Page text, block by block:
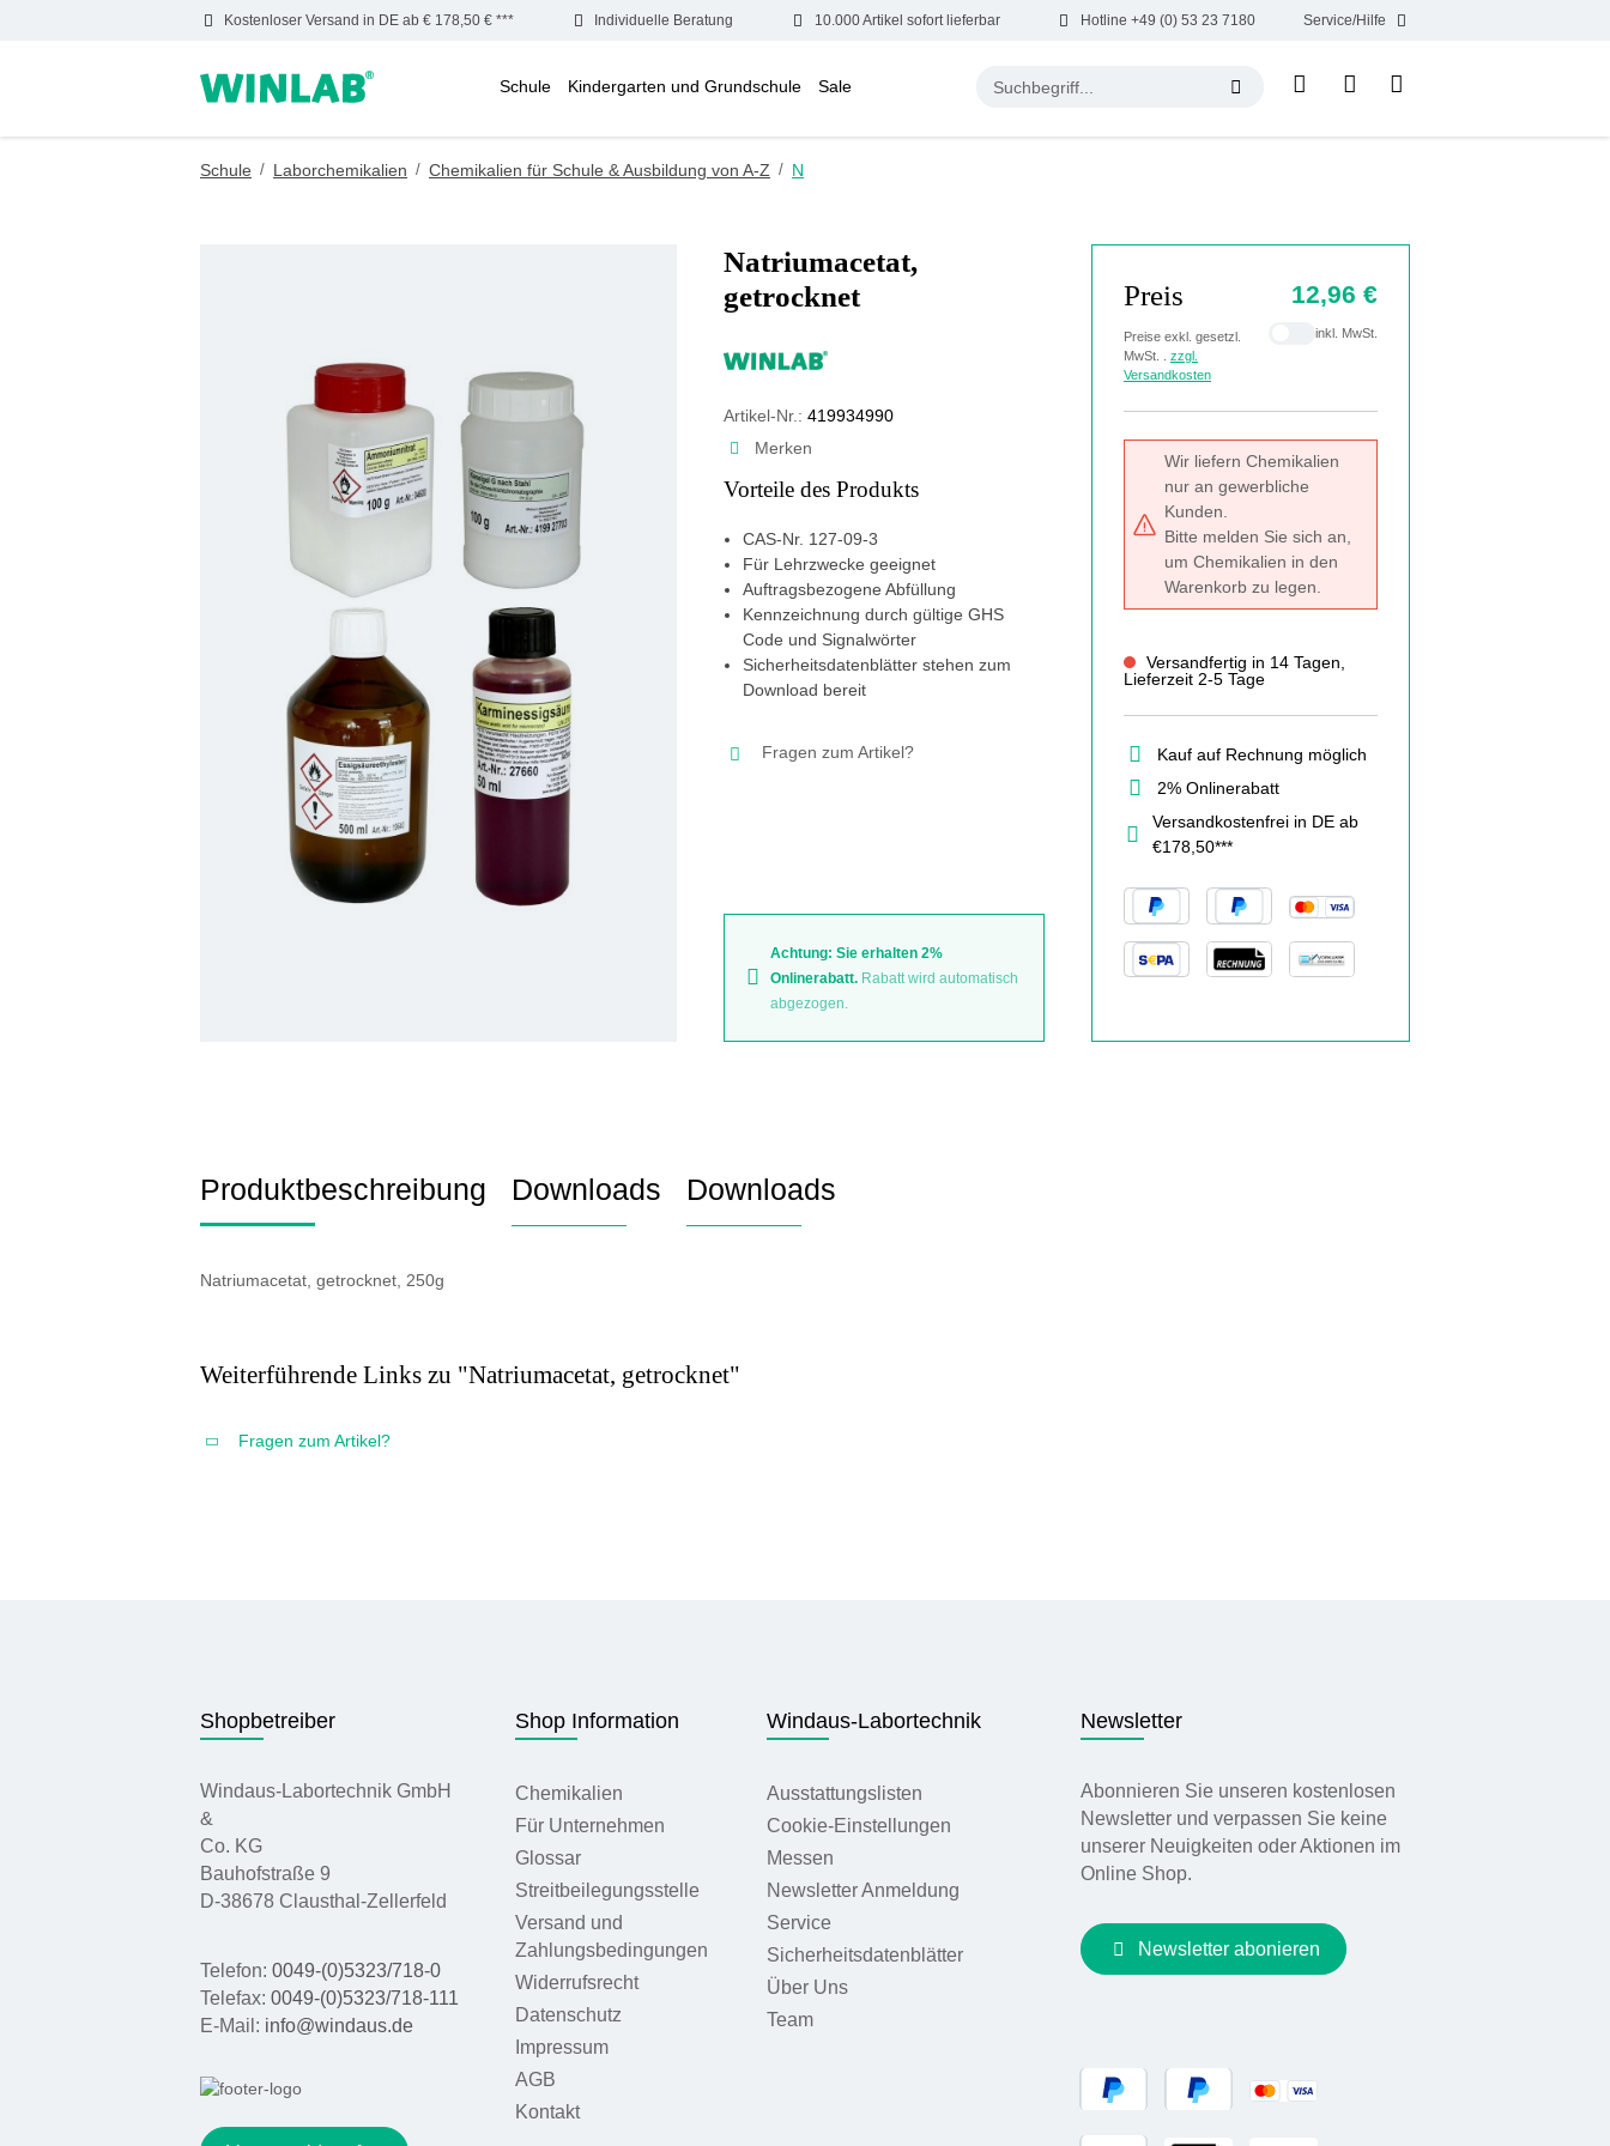
Zur Hauptnavigation springen
Kostenloser Versand in DE ab € 178,50 € *** Individuelle Beratung 10.000 Artikel sofort lieferbar Hotline +49 (0) 53 23 7180 Service/Hilfe
Schule Kindergarten und Grundschule Sale
Schule / Laborchemikalien / Chemikalien für Schule & Ausbildung von A-Z / N
Natriumacetat,
getrocknet
Artikel-Nr.: 419934990
Merken
Vorteile des Produkts
CAS-Nr. 127-09-3
Für Lehrzwecke geeignet
Auftragsbezogene Abfüllung
Kennzeichnung durch gültige GHS
Code und Signalwörter
Sicherheitsdatenblätter stehen zum
Download bereit
Fragen zum Artikel?
Achtung: Sie erhalten 2%
Onlinerabatt. Rabatt wird automatisch
abgezogen.
Preis
Preise exkl. gesetzl.
MwSt. .
zzgl.
Versandkosten
12,96 €
inkl. MwSt.
Wir liefern Chemikalien
nur an gewerbliche
Kunden.
Bitte melden Sie sich an,
um Chemikalien in den
Warenkorb zu legen.
Versandfertig in 14 Tagen,
Lieferzeit 2-5 Tage
Kauf auf Rechnung möglich
2% Onlinerabatt
Versandkostenfrei in DE ab
€178,50***
Produktbeschreibung Downloads Downloads
Natriumacetat, getrocknet, 250g
Weiterführende Links zu "Natriumacetat, getrocknet"
Fragen zum Artikel?
Shopbetreiber
Windaus-Labortechnik GmbH
&
Co. KG
Bauhofstraße 9
D-38678 Clausthal-Zellerfeld
Telefon: 0049-(0)5323/718-0
Telefax: 0049-(0)5323/718-111
E-Mail: info@windaus.de
Shop Information
Chemikalien
Für Unternehmen
Glossar
Streitbeilegungsstelle
Versand und
Zahlungsbedingungen
Widerrufsrecht
Datenschutz
Impressum
AGB
Kontakt
Windaus-Labortechnik
Ausstattungslisten
Cookie-Einstellungen
Messen
Newsletter Anmeldung
Service
Sicherheitsdatenblätter
Über Uns
Team
Newsletter
Abonnieren Sie unseren kostenlosen
Newsletter und verpassen Sie keine
unserer Neuigkeiten oder Aktionen im
Online Shop.
Newsletter abonieren